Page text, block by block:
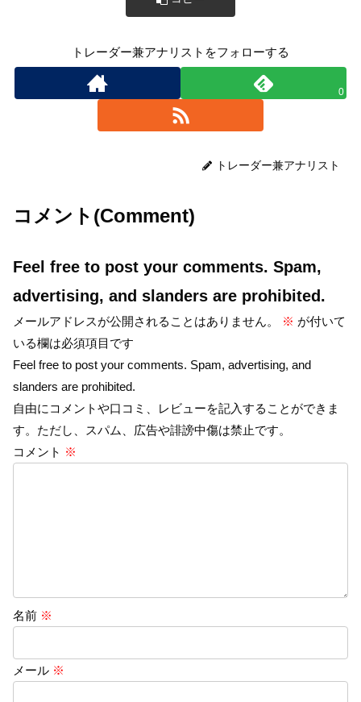
トレーダー兼アナリストをフォローする
0
トレーダー兼アナリスト
コメント(Comment)
Feel free to post your comments. Spam,
advertising, and slanders are prohibited.
メールアドレスが公開されることはありません。 ※ が付いて
いる欄は必須項目です
Feel free to post your comments. Spam, advertising, and
slanders are prohibited.
自由にコメントや口コミ、レビューを記入することができま
す。ただし、スパム、広告や誹謗中傷は禁止です。
コメント ※
名前 ※
メール ※